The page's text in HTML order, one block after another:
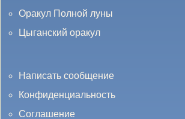
Оракул Полной луны
Цыганский оракул
Написать сообщение
Конфиденциальность
Соглашение